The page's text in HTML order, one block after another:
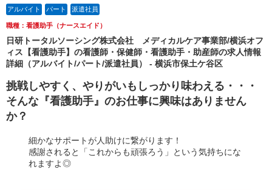
アルバイト パート 派遣社員
職種：看護助手（ナースエイド）
日研トータルソーシング株式会社 メディカルケア事業部/横浜オフ
ィス【看護助手】の看護師・保健師・看護助手・助産師の求人情報
詳細（アルバイト/パート/派遣社員） - 横浜市保土ケ谷区
挑戦しやすく、やりがいもしっかり味わえる・・・
そんな『看護助手』のお仕事に興味はありません
か？
細かなサポートが人助けに繋がります！
感謝されると「これからも頑張ろう」という気持ちにな
れますよ◎